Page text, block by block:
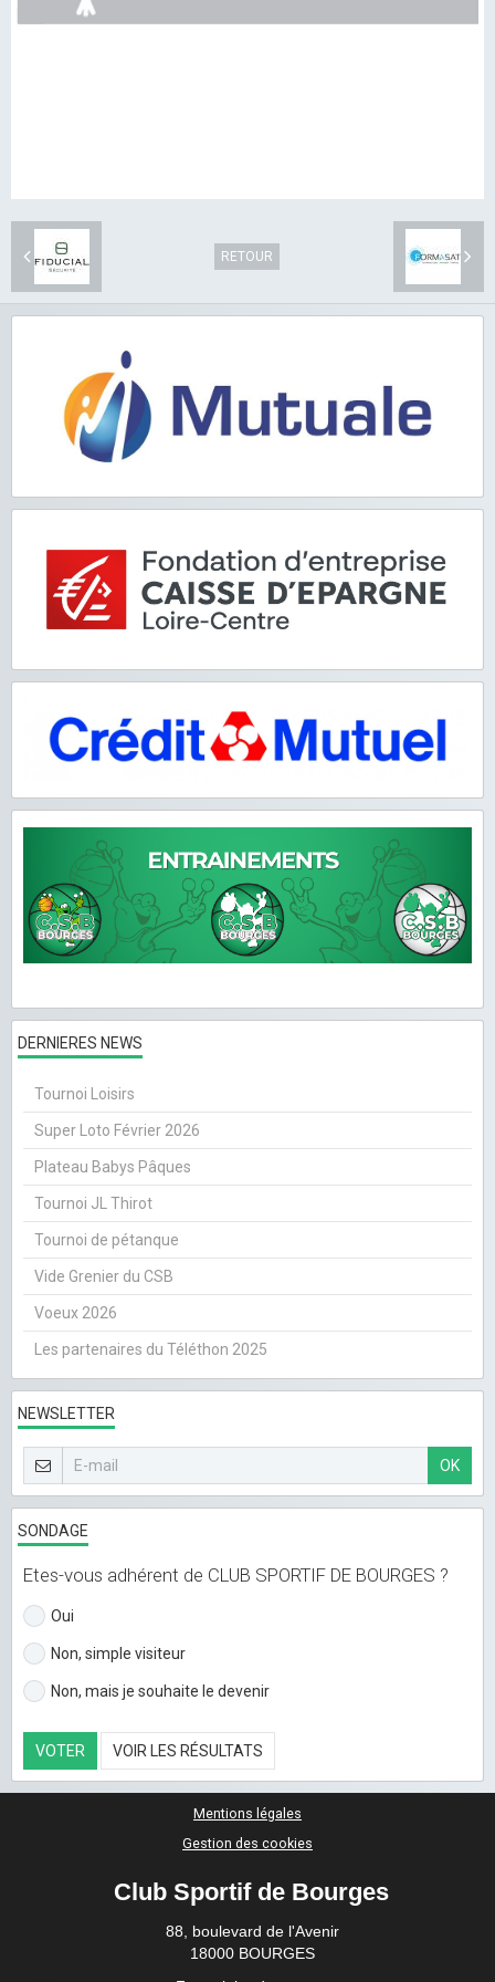
RETOUR
DERNIERES NEWS
Tournoi Loisirs
Super Loto Février 2026
Plateau Babys Pâques
Tournoi JL Thirot
Tournoi de pétanque
Vide Grenier du CSB
Voeux 2026
Les partenaires du Téléthon 2025
NEWSLETTER
OK
SONDAGE
Etes-vous adhérent de CLUB SPORTIF DE BOURGES ?
Oui
Non, simple visiteur
Non, mais je souhaite le devenir
VOTER VOIR LES RÉSULTATS
Mentions légales
Gestion des cookies
Club Sportif de Bourges
88, boulevard de l'Avenir
18000 BOURGES